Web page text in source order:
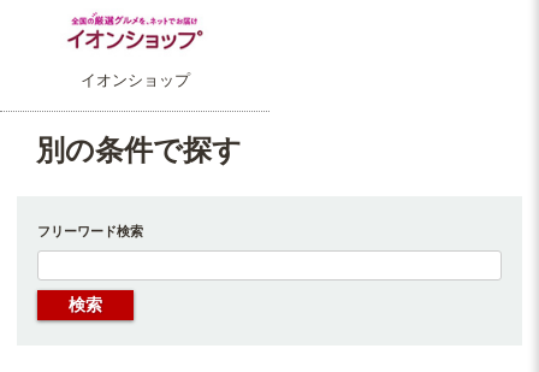
イオンショップ
別の条件で探す
フリーワード検索